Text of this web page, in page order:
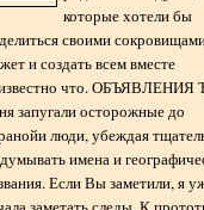
которые хотели бы
своими
и создать всем вместе
что. ОБЪЯВЛЕНИЯ
запугали осторожные до
люди, убеждая
имена и
Если Вы заметили, я